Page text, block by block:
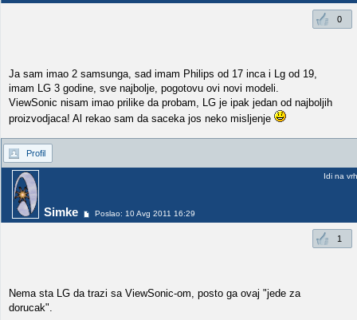
0
Ja sam imao 2 samsunga, sad imam Philips od 17 inca i Lg od 19,
imam LG 3 godine, sve najbolje, pogotovu ovi novi modeli.
ViewSonic nisam imao prilike da probam, LG je ipak jedan od najboljih
proizvodjaca! Al rekao sam da saceka jos neko misljenje
Profil
Simke Poslao: 10 Avg 2011 16:29
Idi na vrh
1
Nema sta LG da trazi sa ViewSonic-om, posto ga ovaj "jede za
dorucak".